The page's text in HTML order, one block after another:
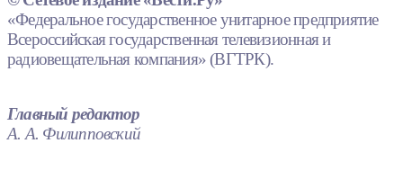
«Федеральное государственное унитарное предприятие
Всероссийская государственная телевизионная и
радиовещательная компания» (ВГТРК).
Главный редактор
А. А. Филипповский